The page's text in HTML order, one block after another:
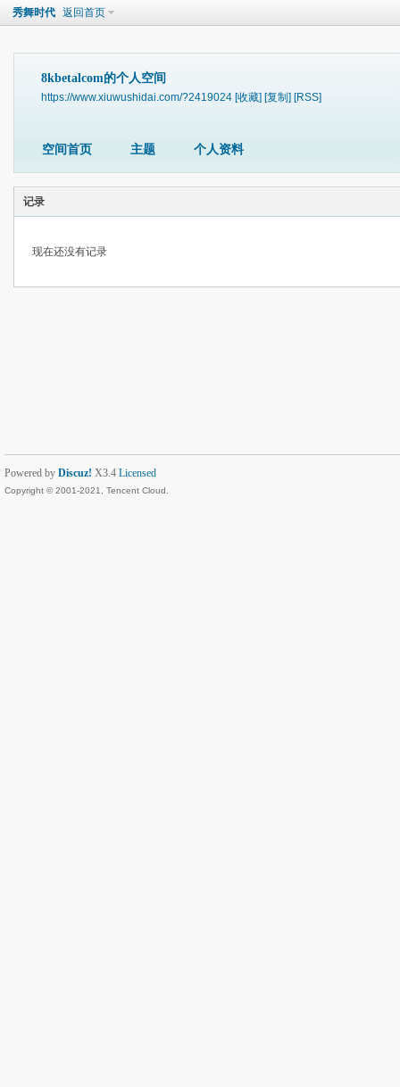
秀舞时代 返回首页
8kbetalcom的个人空间
https://www.xiuwushidai.com/?2419024 [收藏] [复制] [RSS]
空间首页 主题 个人资料
记录
现在还没有记录
Powered by Discuz! X3.4 Licensed
Copyright © 2001-2021, Tencent Cloud.